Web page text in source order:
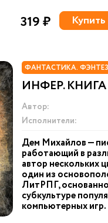
319 ₽ Купить
ФАНТАСТИКА.
ИНФЕР.
Автор:
Исполнители:
Дем Михайлов —
работающий в
автор нескольких
один из
ЛитРПГ,
субкультуре
компьютерных